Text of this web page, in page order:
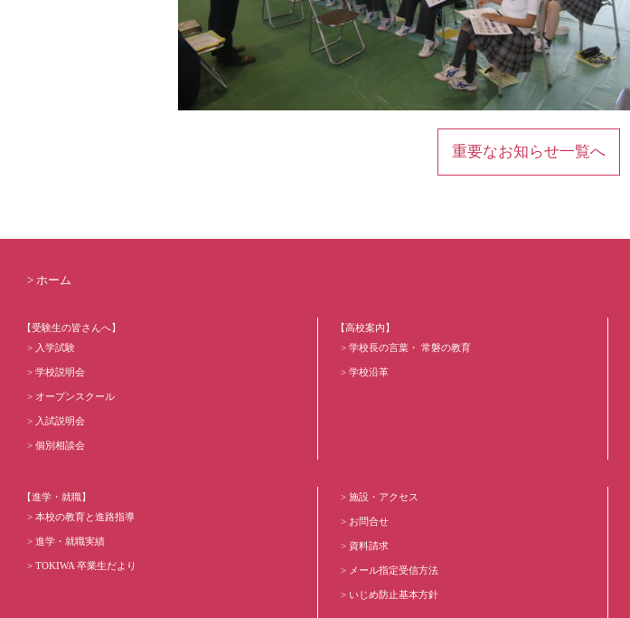
重要なお知らせ一覧へ
ホーム
【受験生の皆さんへ】
入学試験
学校説明会
オープンスクール
入試説明会
個別相談会
【高校案内】
学校長の言葉・ 常磐の教育
学校沿革
【進学・就職】
本校の教育と進路指導
進学・就職実績
TOKIWA 卒業生だより
施設・アクセス
お問合せ
資料請求
メール指定受信方法
いじめ防止基本方針